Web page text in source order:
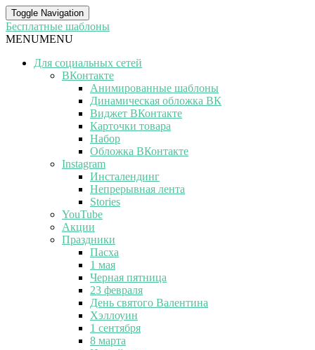
Toggle Navigation
Бесплатные шаблоны
MENUMENU
Для социальных сетей
ВКонтакте
Анимированные шаблоны
Динамическая обложка ВК
Виджет ВКонтакте
Карточки товара
Набор
Обложка ВКонтакте
Instagram
Инсталендинг
Непрерывная лента
Stories
YouTube
Акции
Праздники
Пасха
1 мая
Черная пятница
23 февраля
День святого Валентина
Хэллоуин
1 сентября
8 марта